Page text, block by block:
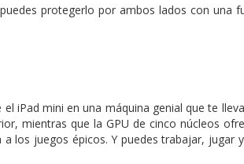
protegerlo por ambos lados con una
iPad mini en una máquina genial que te
mientras que la GPU de cinco núcleos
los juegos épicos. Y puedes trabajar, jugar